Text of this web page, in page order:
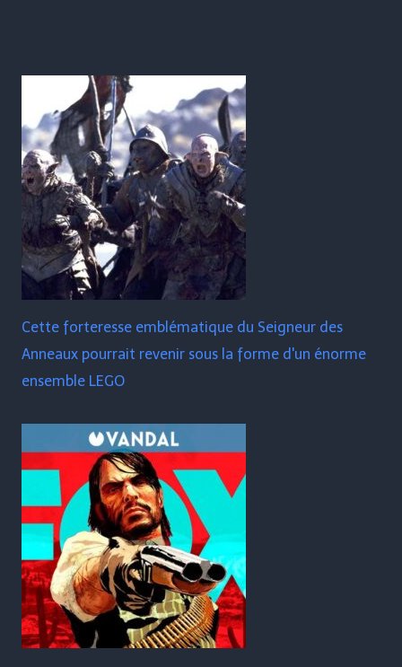
Cette forteresse emblématique du Seigneur des
Anneaux pourrait revenir sous la forme d'un énorme
ensemble LEGO